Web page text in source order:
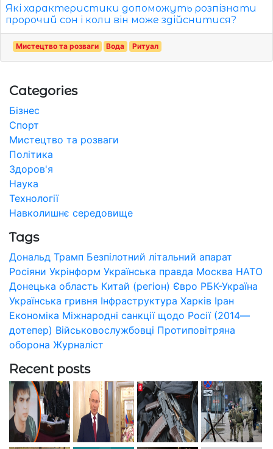
Які характеристики допоможуть розпізнати
пророчий сон і коли він може здійснитися?
Мистецтво та розваги Вода Ритуал
Categories
Бізнес
Спорт
Мистецтво та розваги
Політика
Здоров'я
Наука
Технології
Навколишнє середовище
Tags
Дональд Трамп Безпілотний літальний апарат
Росіяни Укрінформ Українська правда Москва НАТО
Донецька область Китай (регіон) Євро РБК-Україна
Українська гривня Інфраструктура Харків Іран
Економіка Міжнародні санкції щодо Росії (2014—
дотепер) Військовослужбовці Протиповітряна
оборона Журналіст
Recent posts